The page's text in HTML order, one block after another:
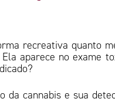
recreativa quanto
aparece no exame
cannabis e sua